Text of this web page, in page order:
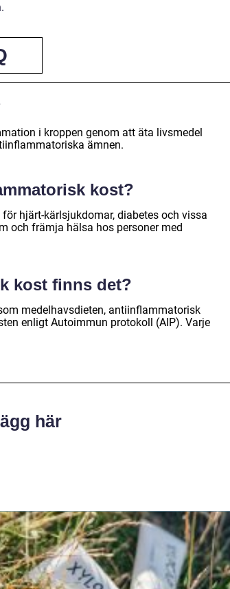
i kroppen genom att äta livsmedel
ämnen.
kost?
hjärt-kärlsjukdomar, diabetes och vissa
och främja hälsa hos personer med
kost finns det?
medelhavsdieten, antiinflammatorisk
enligt Autoimmun protokoll (AIP). Varje
här